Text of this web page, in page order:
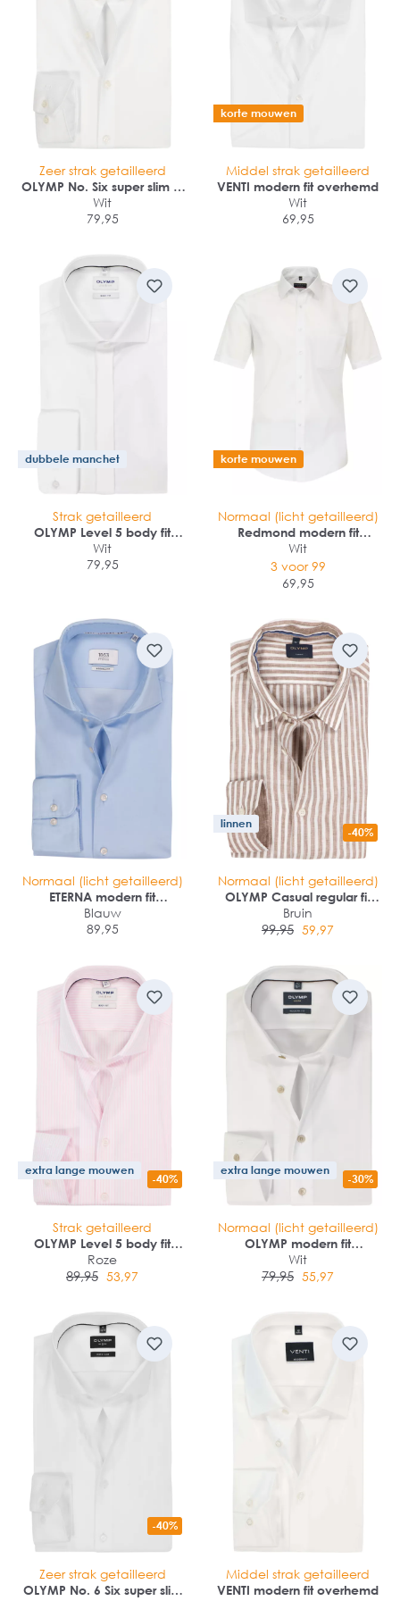
Zeer strak getailleerd
OLYMP No. Six super slim fit
overhemd
Wit
79,95
korte mouwen
Middel strak getailleerd
VENTI modern fit overhemd
Wit
69,95
dubbele manchet
Strak getailleerd
OLYMP Level 5 body fit
overhemd
Wit
79,95
korte mouwen
Normaal (licht getailleerd)
Redmond modern fit
overhemd
Wit
3 voor 99
69,95
Normaal (licht getailleerd)
ETERNA modern fit
overhemd
Blauw
89,95
linnen
-40%
Normaal (licht getailleerd)
OLYMP Casual regular fit
overhemd
Bruin
99,95 59,97
extra lange mouwen
-40%
Strak getailleerd
OLYMP Level 5 body fit
overhemd
Roze
89,95 53,97
extra lange mouwen
-30%
Normaal (licht getailleerd)
OLYMP modern fit
overhemd
Wit
79,95 55,97
-40%
Zeer strak getailleerd
OLYMP No. 6 Six super slim
Middel strak getailleerd
VENTI modern fit overhemd